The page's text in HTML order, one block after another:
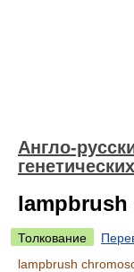
Англо-
lampbrush
Толкование
lampbrush